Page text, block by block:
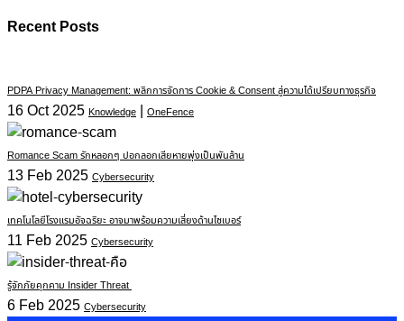
Recent Posts
PDPA Privacy Management: พลิกการจัดการ Cookie & Consent สู่ความได้เปรียบทางธุรกิจ
16 Oct 2025 Knowledge | OneFence
Romance Scam รักหลอกๆ ปอกลอกเสียหายพุ่งเป็นพันล้าน
13 Feb 2025 Cybersecurity
เทคโนโลยีโรงแรมอัจฉริยะ อาจมาพร้อมความเสี่ยงด้านไซเบอร์
11 Feb 2025 Cybersecurity
รู้จักภัยคุกคาม Insider Threat
6 Feb 2025 Cybersecurity